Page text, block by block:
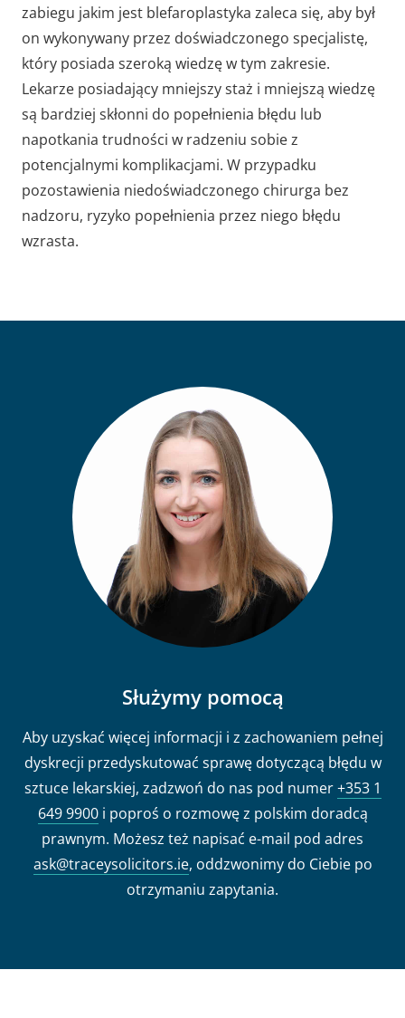
zabiegu jakim jest blefaroplastyka zaleca się, aby był
on wykonywany przez doświadczonego specjalistę,
który posiada szeroką wiedzę w tym zakresie.
Lekarze posiadający mniejszy staż i mniejszą wiedzę
są bardziej skłonni do popełnienia błędu lub
napotkania trudności w radzeniu sobie z
potencjalnymi komplikacjami. W przypadku
pozostawienia niedoświadczonego chirurga bez
nadzoru, ryzyko popełnienia przez niego błędu
wzrasta.
Służymy pomocą
Aby uzyskać więcej informacji i z zachowaniem pełnej
dyskrecji przedyskutować sprawę dotyczącą błędu w
sztuce lekarskiej, zadzwoń do nas pod numer+353 1
649 9900i poproś o rozmowę z polskim doradcą
prawnym. Możesz też napisać e-mail pod adres
ask@traceysolicitors.ie, oddzwonimy do Ciebie po
otrzymaniu zapytania.